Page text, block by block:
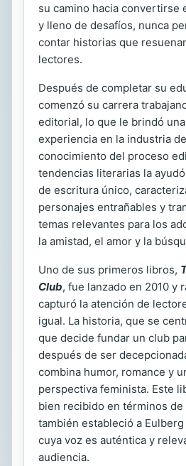
su camino hacia convertirse
y lleno de desafíos, nunca
contar historias que
lectores.
Después de completar su
comenzó su carrera
editorial, lo que le brindó
experiencia en la industria
conocimiento del proceso
tendencias literarias la
de escritura único,
personajes entrañables y
temas relevantes para los
la amistad, el amor y la
Uno de sus primeros libros,
Club, fue lanzado en 2010 y
capturó la atención de
igual. La historia, que se
que decide fundar un club
después de ser
combina humor, romance y
perspectiva feminista. Este
bien recibido en términos de
también estableció a
cuya voz es auténtica y
audiencia.